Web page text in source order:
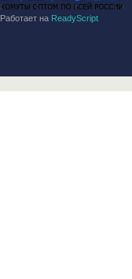
Работает на ReadyScript